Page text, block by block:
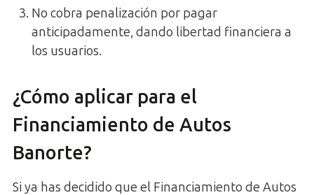
No cobra penalización por pagar
anticipadamente, dando libertad financiera a
los usuarios.
¿Cómo aplicar para el
Financiamiento de Autos
Banorte?
Si ya has decidido que el Financiamiento de Autos